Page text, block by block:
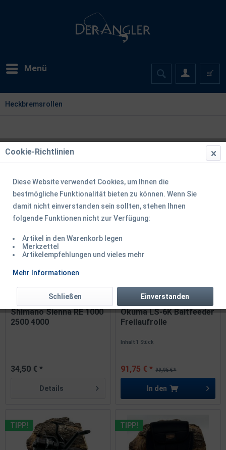
Menü
Heckbremsrollen
Filtern
Shimano Sienna RE 1000
2500 4000
34,50 € *
Details
TIPP!
Okuma LS-6K Baitfeeder
Freilaufrolle
Inhalt1 Stück
99,95 € *
91,75 € *
In den
TIPP! TIPP!
Cookie-Richtlinien
Diese Website verwendet Cookies, um Ihnen die
bestmögliche Funktionalität bieten zu können. Wenn Sie
damit nicht einverstanden sein sollten, stehen Ihnen
folgende Funktionen nicht zur Verfügung:
Artikel in den Warenkorb legen
Merkzettel
Artikelempfehlungen und vieles mehr
Mehr Informationen
Einverstanden
Schließen